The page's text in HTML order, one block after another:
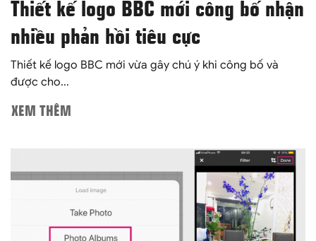
Thiết kế logo BBC mới công bố nhận
nhiều phản hồi tiêu cực
Thiết kế logo BBC mới vừa gây chú ý khi công bố và
được cho...
XEM THÊM